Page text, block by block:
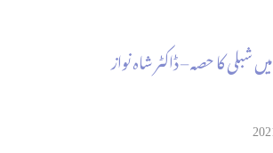
شبلی کا حصہ – ڈاکٹر شاہ نواز